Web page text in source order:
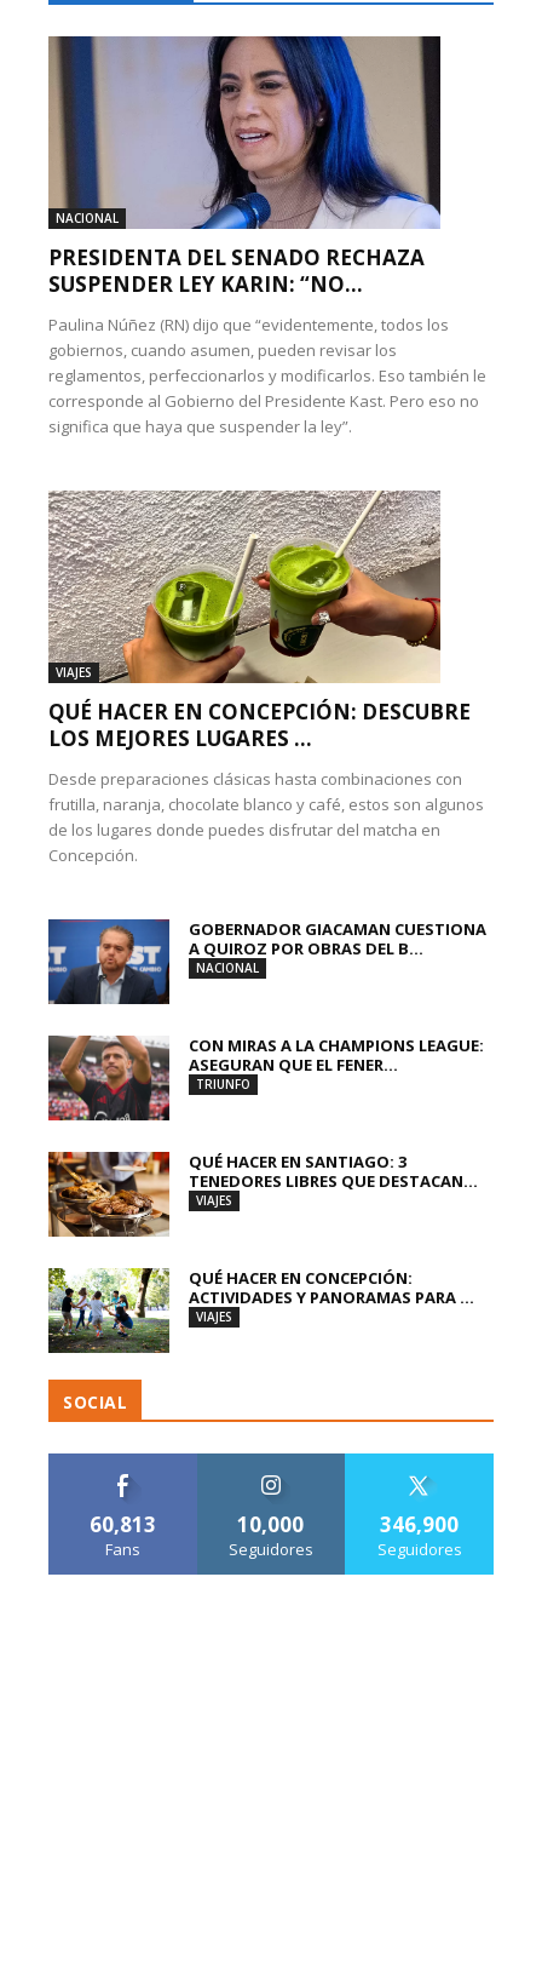
NACIONAL
PRESIDENTA DEL SENADO RECHAZA
SUSPENDER LEY KARIN: “NO...
Paulina Núñez (RN) dijo que “evidentemente, todos los
gobiernos, cuando asumen, pueden revisar los
reglamentos, perfeccionarlos y modificarlos. Eso también le
corresponde al Gobierno del Presidente Kast. Pero eso no
significa que haya que suspender la ley”.
VIAJES
QUÉ HACER EN CONCEPCIÓN: DESCUBRE
LOS MEJORES LUGARES ...
Desde preparaciones clásicas hasta combinaciones con
frutilla, naranja, chocolate blanco y café, estos son algunos
de los lugares donde puedes disfrutar del matcha en
Concepción.
GOBERNADOR GIACAMAN CUESTIONA
A QUIROZ POR OBRAS DEL B...
NACIONAL
CON MIRAS A LA CHAMPIONS LEAGUE:
ASEGURAN QUE EL FENER...
TRIUNFO
QUÉ HACER EN SANTIAGO: 3
TENEDORES LIBRES QUE DESTACAN...
VIAJES
QUÉ HACER EN CONCEPCIÓN:
ACTIVIDADES Y PANORAMAS PARA ...
VIAJES
SOCIAL
60,813
Fans
10,000
Seguidores
346,900
Seguidores